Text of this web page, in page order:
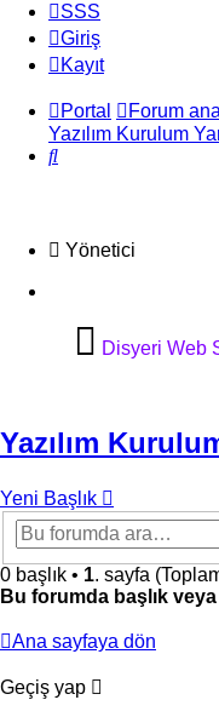
SSS
Giriş
Kayıt
Portal Forum
Yazılım Kurulum
Ara
Yönetici
Disyeri Web
Yazılım
Yeni Başlık
0 başlık • 1. sayfa
Bu forumda başlık
Ana sayfaya dön
Geçiş yap